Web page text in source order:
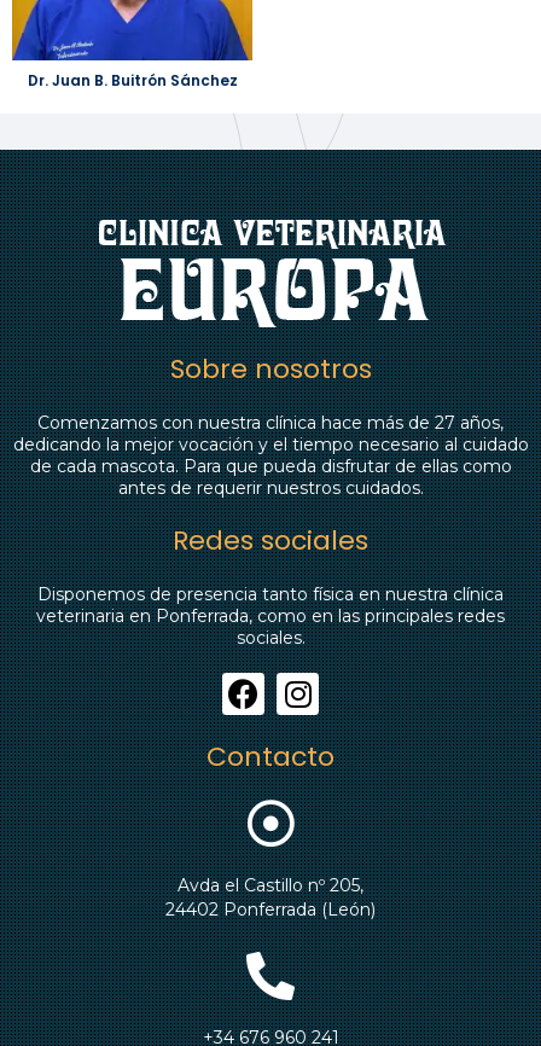
Dr. Juan B. Buitrón Sánchez
Sobre nosotros
Comenzamos con nuestra clínica hace más de 27 años,
dedicando la mejor vocación y el tiempo necesario al cuidado
de cada mascota. Para que pueda disfrutar de ellas como
antes de requerir nuestros cuidados.
Redes sociales
Disponemos de presencia tanto física en nuestra clínica
veterinaria en Ponferrada, como en las principales redes
sociales.
Contacto
Avda el Castillo nº 205,
24402 Ponferrada (León)
+34 676 960 241